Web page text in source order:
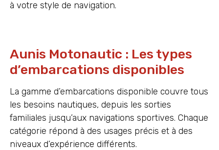
à votre style de navigation.
Aunis Motonautic : Les types
d’embarcations disponibles
La gamme d’embarcations disponible couvre tous
les besoins nautiques, depuis les sorties
familiales jusqu’aux navigations sportives. Chaque
catégorie répond à des usages précis et à des
niveaux d’expérience différents.